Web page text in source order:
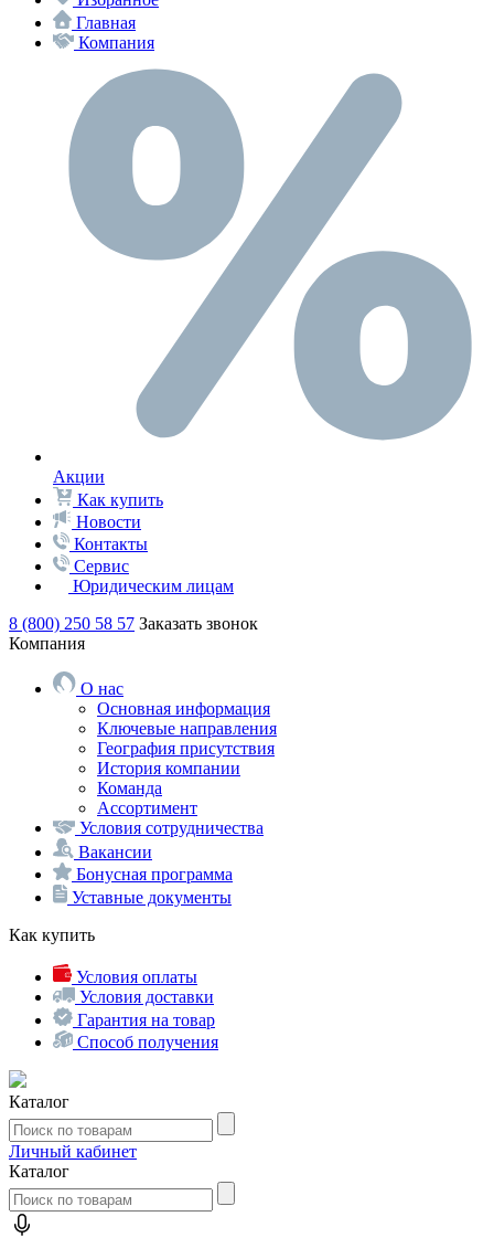
Главная
Компания
Акции
Как купить
Новости
Контакты
Сервис
Юридическим лицам
8 (800) 250 58 57 Заказать звонок
Компания
О нас
Основная информация
Ключевые направления
География присутствия
История компании
Команда
Ассортимент
Условия сотрудничества
Вакансии
Бонусная программа
Уставные документы
Как купить
Условия оплаты
Условия доставки
Гарантия на товар
Способ получения
Каталог
Личный кабинет
Каталог